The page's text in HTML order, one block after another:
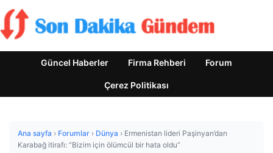
Güncel Haberler Firma Rehberi Forum
Çerez Politikası
Ana sayfa › Forumlar › Dünya › Ermenistan lideri Paşinyan’dan
Karabağ itirafı: “Bizim için ölümcül bir hata oldu”